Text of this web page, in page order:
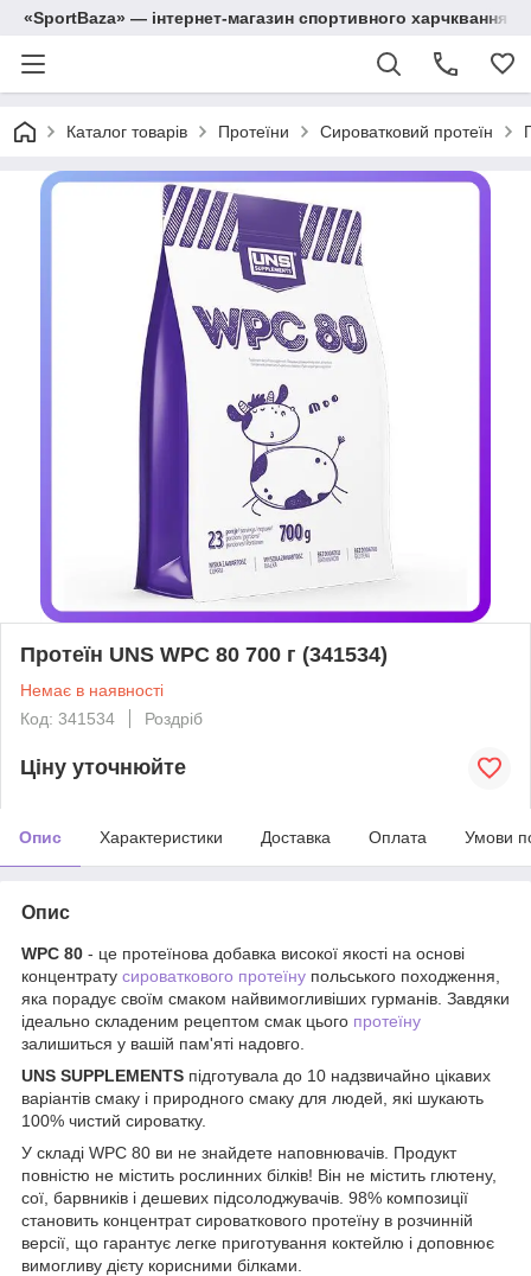
«SportBaza» — інтернет-магазин спортивного харчквання
Каталог товарів Протеїни Сироватковий протеїн
Протеїн UNS WPC 80 700 г (341534)
Немає в наявності
Код: 341534
Роздріб
Ціну уточнюйте
Опис Характеристики Доставка Оплата Умови
Опис
WPC 80 - це протеїнова добавка високої якості на основі
концентрату сироваткового протеїну польського походження,
яка порадує своїм смаком найвимогливіших гурманів. Завдяки
ідеально складеним рецептом смак цього протеїну
залишиться у вашій пам'яті надовго.
UNS SUPPLEMENTS підготувала до 10 надзвичайно цікавих
варіантів смаку і природного смаку для людей, які шукають
100% чистий сироватку.
У складі WPC 80 ви не знайдете наповнювачів. Продукт
повністю не містить рослинних білків! Він не містить глютену,
сої, барвників і дешевих підсолоджувачів. 98% композиції
становить концентрат сироваткового протеїну в розчинній
версії, що гарантує легке приготування коктейлю і доповнює
вимогливу дієту корисними білками.